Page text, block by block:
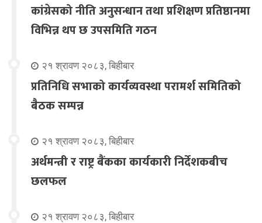
कांग्रेसको नीति अनुसन्धान तथा प्रशिक्षण प्रतिष्ठानमा
विभिन्न थप छ उपसमिति गठन
२१ श्रावण २०८३, बिहीबार
प्रतिनिधि सभाको कार्यव्यवस्था परामर्श समितिको
बैठक सम्पन्न
२१ श्रावण २०८३, बिहीबार
अर्थमन्त्री र राष्ट्र बैंकका कार्यकारी निर्देशकबीच
छलफल
२१ श्रावण २०८३, बिहीबार